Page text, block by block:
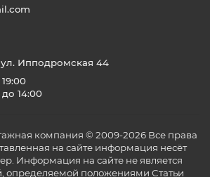
Ипподромская 44
14:00
компания © 2009-2026 Все права
на сайте информация несёт
Информация на сайте не является
определяемой положениями Статьи